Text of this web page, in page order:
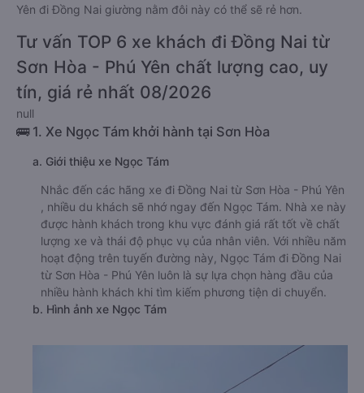
Yên đi Đồng Nai giường nằm đôi này có thể sẽ rẻ hơn.
Tư vấn TOP 6 xe khách đi Đồng Nai từ
Sơn Hòa - Phú Yên chất lượng cao, uy
tín, giá rẻ nhất 08/2026
null
🚌 1. Xe Ngọc Tám khởi hành tại Sơn Hòa
a. Giới thiệu xe Ngọc Tám
Nhắc đến các hãng xe đi Đồng Nai từ Sơn Hòa - Phú Yên
, nhiều du khách sẽ nhớ ngay đến Ngọc Tám. Nhà xe này
được hành khách trong khu vực đánh giá rất tốt về chất
lượng xe và thái độ phục vụ của nhân viên. Với nhiều năm
hoạt động trên tuyến đường này, Ngọc Tám đi Đồng Nai
từ Sơn Hòa - Phú Yên luôn là sự lựa chọn hàng đầu của
nhiều hành khách khi tìm kiếm phương tiện di chuyển.
b. Hình ảnh xe Ngọc Tám